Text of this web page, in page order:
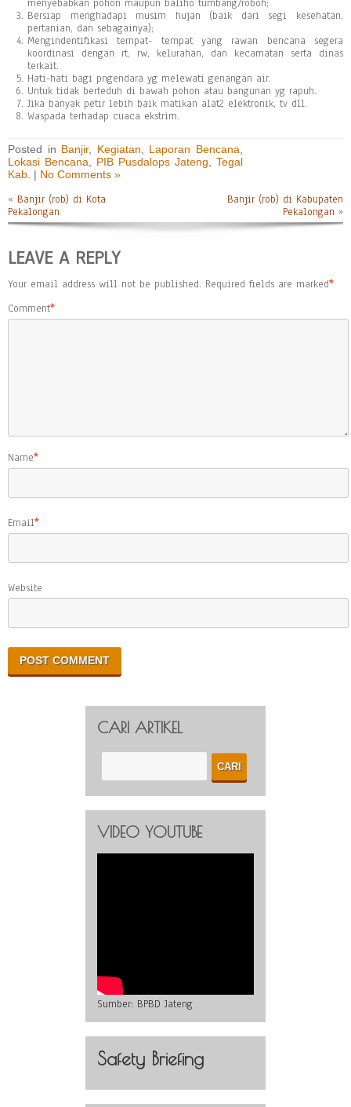
menyebabkan pohon maupun baliho tumbang/roboh;
Bersiap menghadapi musim hujan (baik dari segi kesehatan,
pertanian, dan sebagainya);
Mengindentifikasi tempat- tempat yang rawan bencana segera
koordinasi dengan rt, rw, kelurahan, dan kecamatan serta dinas
terkait.
Hati-hati bagi pngendara yg melewati genangan air.
Untuk tidak berteduh di bawah pohon atau bangunan yg rapuh.
Jika banyak petir lebih baik matikan alat2 elektronik, tv dll.
Waspada terhadap cuaca ekstrim.
Posted in Banjir, Kegiatan Laporan Bencana
Lokasi Bencana
PIB Pusdalops Jateng
Tegal
Kab. | No Comments »
« Banjir (rob) di Kota
Pekalongan
Banjir (rob) di Kabupaten
Pekalongan »
LEAVE A REPLY
Your email address will not be published. Required fields are marked*
Comment*
Name*
Email*
Website
CARI ARTIKEL
VIDEO YOUTUBE
Sumber: BPBD Jateng
Safety Briefing